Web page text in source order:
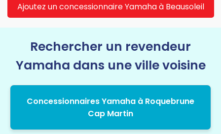
Ajoutez un concessionnaire Yamaha à Beausoleil
Rechercher un revendeur
Yamaha dans une ville voisine
Concessionnaires Yamaha à Roquebrune
Cap Martin